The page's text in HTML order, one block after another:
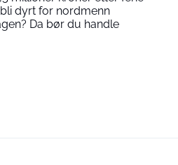
dyrt for nordmenn
Da bør du handle